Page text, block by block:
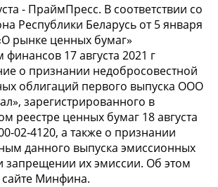
- ПраймПресс. В соответствии со
Республики Беларусь от 5 января
рынке ценных бумаг»
17 августа 2021 г
о признании недобросовестной
облигаций первого выпуска ООО
зарегистрированного в
реестре ценных бумаг 18 августа
а также о признании
данного выпуска эмиссионных
запрещении их эмиссии. Об этом
Минфина.